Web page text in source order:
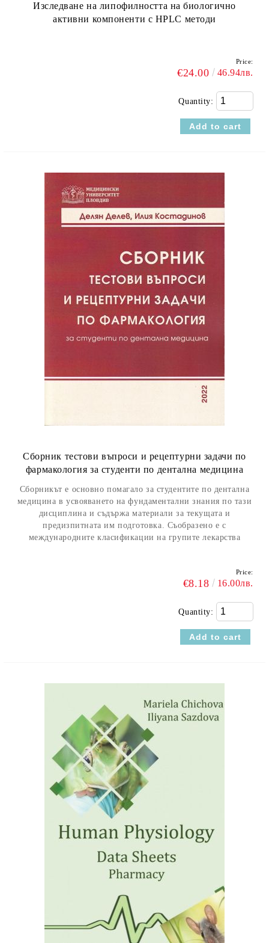
Изследване на липофилността на биологично
активни компоненти с HPLC методи
Price:
€24.00 46.94лв.
Quantity:
Сборник тестови въпроси и рецептурни задачи по
фармакология за студенти по дентална медицина
Сборникът е основно помагало за студентите по дентална
медицина в усвояването на фундаментални знания по тази
дисциплина и съдържа материали за текущата и
предизпитната им подготовка. Съобразено е с
международните класификации на групите лекарства
Price:
€8.18 16.00лв.
Quantity: